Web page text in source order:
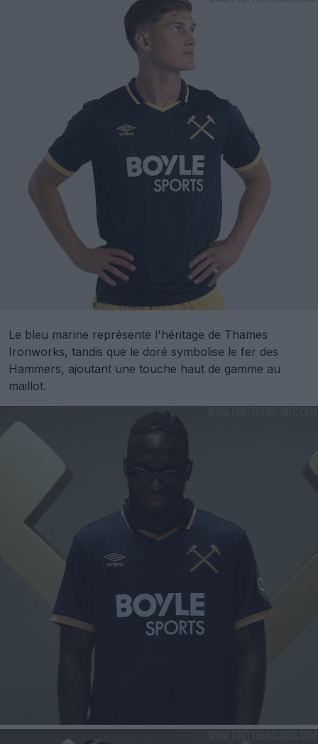
Le bleu marine représente l'héritage de Thames
Ironworks, tandis que le doré symbolise le fer des
Hammers, ajoutant une touche haut de gamme au
maillot.